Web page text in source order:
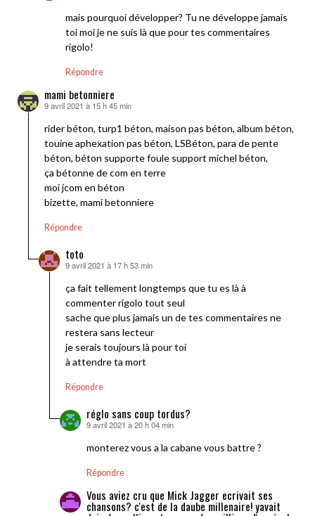
mais pourquoi développer? Tu ne développe jamais
toi moi je ne suis là que pour tes commentaires
rigolo!
Répondre
mami betonniere
dit :
9 avril 2021 à 15 h 45 min
rider béton, turp1 béton, maison pas béton, album béton,
touine aphexation pas béton, LSBéton, para de pente
béton, béton supporte foule support michel béton,
ça bétonne de com en terre
moi jcom en béton
bizette, mami betonniere
Répondre
toto
dit :
9 avril 2021 à 17 h 53 min
ça fait tellement longtemps que tu es là à
commenter rigolo tout seul
sache que plus jamais un de tes commentaires ne
restera sans lecteur
je serais toujours là pour toi
à attendre ta mort
Répondre
réglo sans coup tordus?
dit :
9 avril 2021 à 20 h 04 min
monterez vous a la cabane vous battre ?
Répondre
Vous aviez cru que Mick Jagger ecrivait ses
chansons? c'est de la daube millenaire! yavait